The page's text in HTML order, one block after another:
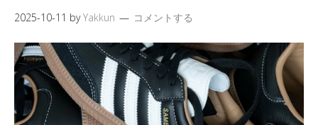
2025-10-11 byYakkun コメントする